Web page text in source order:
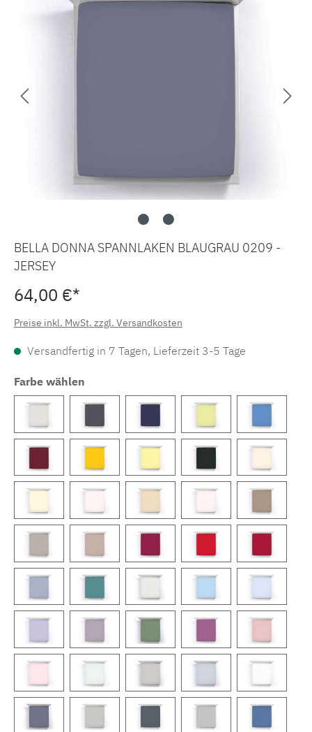
BELLA DONNA SPANNLAKEN BLAUGRAU 0209 -
JERSEY
64,00 €*
Preise inkl. MwSt. zzgl. Versandkosten
Versandfertig in 7 Tagen, Lieferzeit 3-5 Tage
Farbe wählen